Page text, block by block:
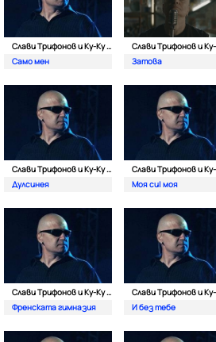
Слави Трифонов и Ку-Kу Бенд
Само мен
Затова
Слави Трифонов и Ку-Kу Бенд
Дулсинея
Моя си| моя
Слави Трифонов и Ку-Kу Бенд
Френската гимназия
И без тебе